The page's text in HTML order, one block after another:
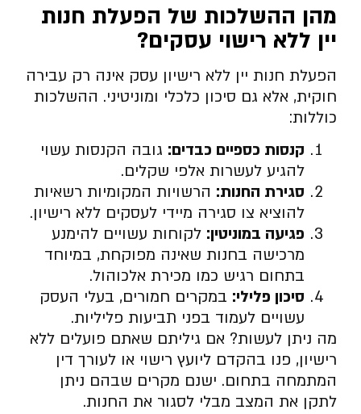
מהן ההשלכות של הפעלת חנות
יין ללא רישוי עסקים?
הפעלת חנות יין ללא רישיון עסק אינה רק עבירה
חוקית, אלא גם סיכון כלכלי ומוניטיני. ההשלכות
כוללות:
קנסות כספיים כבדים: גובה הקנסות עשוי
להגיע לעשרות אלפי שקלים.
סגירת החנות: הרשויות המקומיות רשאיות
להוציא צו סגירה מיידי לעסקים ללא רישיון.
פגיעה במוניטין: לקוחות עשויים להימנע
מרכישה בחנות שאינה מפוקחת, במיוחד
בתחום רגיש כמו מכירת אלכוהול.
סיכון פלילי: במקרים חמורים, בעלי העסק
עשויים לעמוד בפני תביעות פליליות.
מה ניתן לעשות? אם גיליתם שאתם פועלים ללא
רישיון, פנו בהקדם ליועץ רישוי או לעורך דין
המתמחה בתחום. ישנם מקרים שבהם ניתן
לתקן את המצב מבלי לסגור את החנות.